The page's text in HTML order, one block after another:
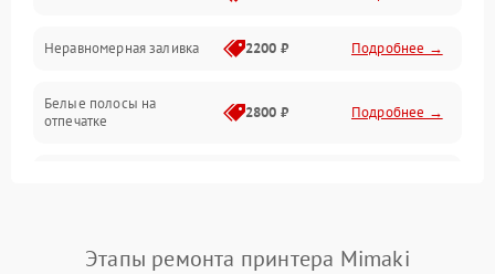
Режим работы
Питание и запуск
Неравномерная заливка 2200 ₽ Подробнее →
Белые полосы на
отпечатке
2800 ₽ Подробнее →
Этапы ремонта принтера Mimaki